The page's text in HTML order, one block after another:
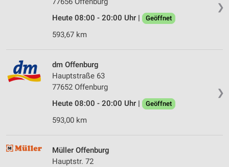
❯
Heute 08:00 - 20:00 Uhr |
Geöffnet
593,67 km
❯
dm Offenburg
Hauptstraße 63
77652 Offenburg
Heute 08:00 - 20:00 Uhr |
Geöffnet
593,00 km
Müller Offenburg
Hauptstr. 72